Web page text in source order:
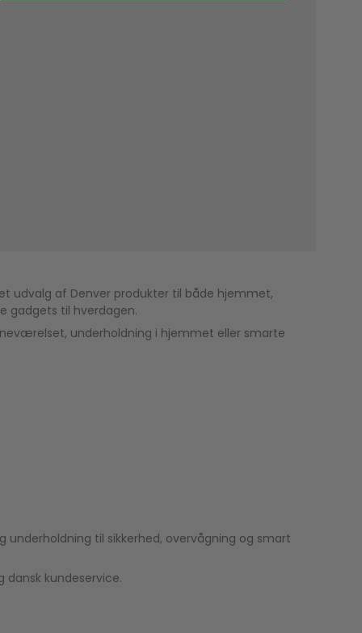
udvalg af Denver produkter til både hjemmet,
gadgets til hverdagen.
underholdning i hjemmet eller smarte
til sikkerhed, overvågning og smart
kundeservice.